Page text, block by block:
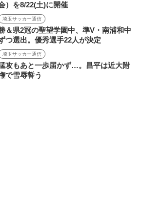
）を8/22(土)に開催
埼玉サッカー通信
＆県2冠の聖望学園中、準V・南浦和中
つ選出。優秀選手22人が決定
埼玉サッカー通信
攻もあと一歩届かず…。昌平は近大附
で雪辱誓う